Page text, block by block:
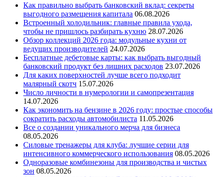
Как правильно выбрать банковский вклад: секреты
выгодного размещения капитала 06.08.2026
Встроенный холодильник: главные правила ухода,
чтобы не пришлось разбирать кухню 28.07.2026
Обзор коллекций 2026 года: модульные кухни от
ведущих производителей 24.07.2026
Бесплатные дебетовые карты: как выбрать выгодный
банковский продукт без лишних расходов 23.07.2026
Для каких поверхностей лучше всего подходит
малярный скотч 15.07.2026
Число личности в нумерологии и самопрезентация
14.07.2026
Как экономить на бензине в 2026 году: простые способы
сократить расходы автомобилиста 11.05.2026
Все о создании уникального мерча для бизнеса
08.05.2026
Силовые тренажеры для клуба: лучшие серии для
интенсивного коммерческого использования 08.05.2026
Одноразовые комбинезоны для производства и чистых
зон 08.05.2026